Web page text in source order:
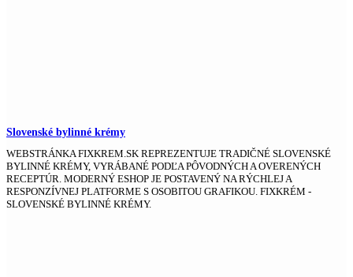
Slovenské bylinné krémy
WEBSTRÁNKA FIXKREM.SK REPREZENTUJE TRADIČNÉ SLOVENSKÉ
BYLINNÉ KRÉMY, VYRÁBANÉ PODĽA PÔVODNÝCH A OVERENÝCH
RECEPTÚR. MODERNÝ ESHOP JE POSTAVENÝ NA RÝCHLEJ A
RESPONZÍVNEJ PLATFORME S OSOBITOU GRAFIKOU. FIXKRÉM -
SLOVENSKÉ BYLINNÉ KRÉMY.